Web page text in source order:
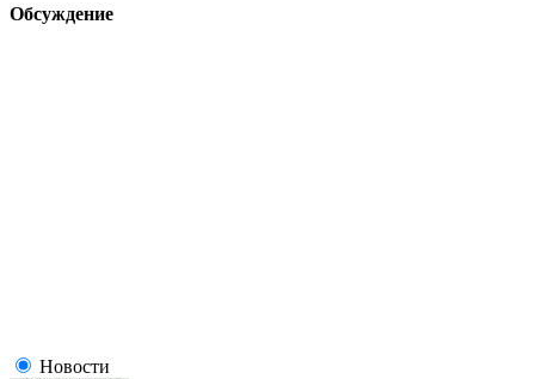
Обсуждение
Новости